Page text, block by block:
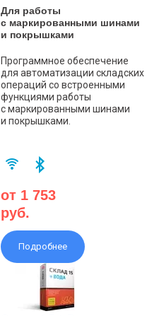
Для работы
с маркированными шинами
и покрышками
Программное обеспечение
для автоматизации складских
операций со встроенными
функциями работы
с маркированными шинами
и покрышками.
от 1 753
руб.
Подробнее